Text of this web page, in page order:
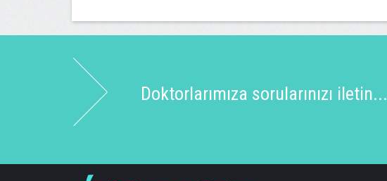
Doktorlarımıza sorularınızı iletin...